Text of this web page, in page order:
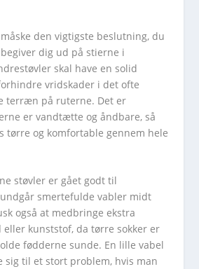
den vigtigste beslutning, du
dig ud på stierne i
skal have en solid
vridskader i det ofte
terræn på ruterne. Det er
er vandtætte og åndbare, så
tørre og komfortable gennem hele
støvler er gået godt til
smertefulde vabler midt
også at medbringe ekstra
eller kunststof, da tørre sokker er
fødderne sunde. En lille vabel
sig til et stort problem, hvis man